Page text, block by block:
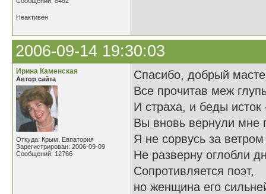
Неактивен
2006-09-14 19:30:03
Ирина Каменская
Автор сайта
Откуда: Крым, Евпатория
Зарегистрирован: 2006-09-09
Сообщений: 12766
Спасибо, добрый
Все прочитав меж
И страха, и беды исток
Вы вновь вернули мне
Я не сорвусь за
Не разверну оглобли
Сопротивляется поэт,
но женщина его